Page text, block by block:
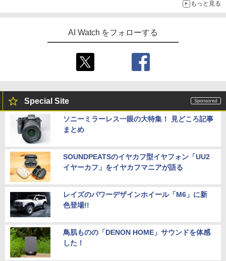
もっと見る
AI Watch をフォローする
Special Site
ソニーミラーレス一眼の大特集！ 見どころ記事
まとめ
SOUNDPEATSのイヤカフ型イヤフォン「UU2
イヤーカフ」をイヤカフマニアが語る
レイズのパワーデザインホイール「M6」に新
色登場!!
鳥肌ものの「DENON HOME」サウンドを体感
した！